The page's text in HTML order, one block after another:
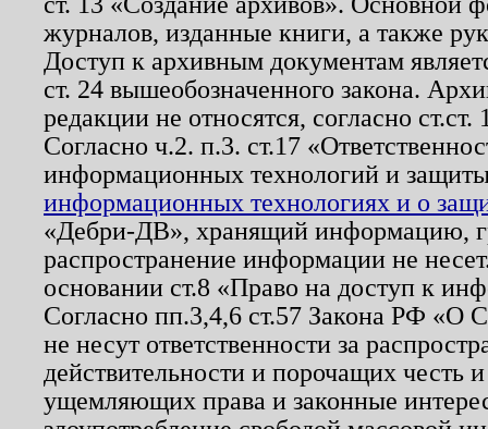
журналов, изданные книги, а также
Доступ к архивным документам
ст. 24 вышеобозначенного закона.
редакции не относятся, согласно
Согласно ч.2. п.3. ст.17
информационных технологий и
информационных технологиях и о
«Дебри-ДВ», хранящий информацию,
распространение информации не
основании ст.8 «Право на доступ к
Согласно пп.3,4,6 ст.57 Закона РФ «О
не несут ответственности за
действительности и порочащих честь
ущемляющих права и законные